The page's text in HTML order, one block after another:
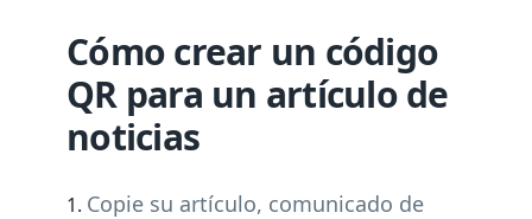
Cómo crear un código
QR para un artículo de
noticias
Copie su artículo, comunicado de